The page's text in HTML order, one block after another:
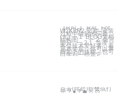
【RAC】 RAC For
W2K8R2 安装--安装
过程中碰到的问题
(九) 一.1 BLOG文档
结构图 一.2 前言
部分 一.2.1 导读
各位技术爱好者，看
完本文后，你可以掌
握如下的技能，也可
以学到一些其它
点击(此处)折叠或打
开 ? ● ? ◆ ※ ⊙